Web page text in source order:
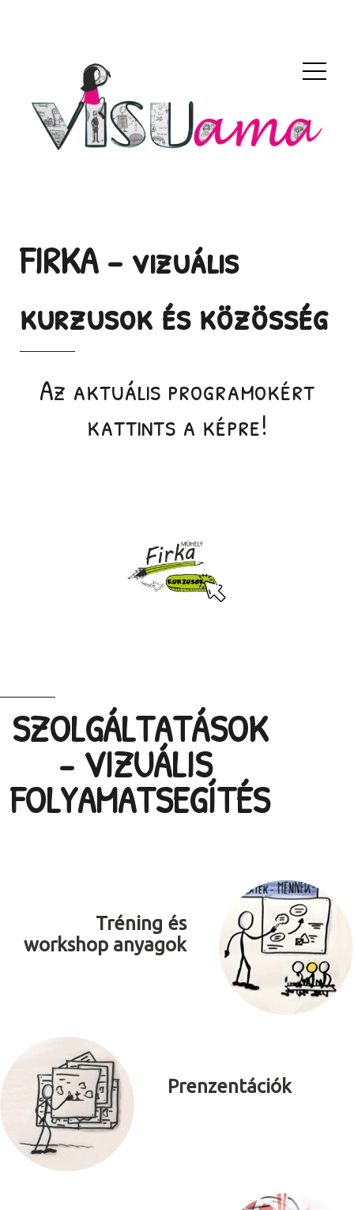
FIRKA - vizuális
kurzusok és közösség
Az aktuális programokért
kattints a képre!
SZOLGÁLTATÁSOK
- VIZUÁLIS
FOLYAMATSEGÍTÉS
Tréning és
workshop anyagok
Prenzentációk